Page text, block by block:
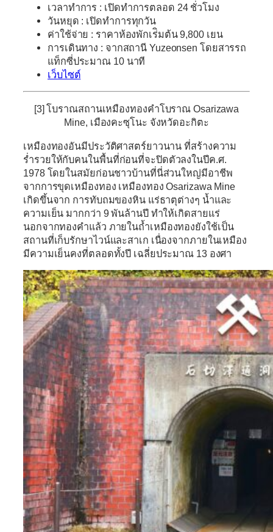
เวลาทำการ : เปิดทำการตลอด 24 ชั่วโมง
วันหยุด : เปิดทำการทุกวัน
ค่าใช้จ่าย : ราคาห้องพักเร่ิมต้น 9,800 เยน
การเดินทาง : จากสถานี Yuzeonsen โดยสารรถ
แท็กซี่ประมาณ 10 นาที
เว็บไซต์
[3] โบราณสถานเหมืองทองคำโบราณ Osarizawa
Mine, เมืองคะซุโนะ จังหวัดอะกิตะ
เหมืองทองอันมีประวัติศาสตร์ยาวนาน ที่สร้างความ
ร่ำรวยให้กับคนในพื้นที่ก่อนที่จะปิดตัวลงในปีค.ศ.
1978 โดยในสมัยก่อนชาวบ้านที่นี่ส่วนใหญ่มีอาชีพ
จากการขุดเหมืองทอง เหมืองทอง Osarizawa Mine
เกิดขึ้นจาก การทับถมของหิน แร่ธาตุต่างๆ น้ำและ
ความเย็น มากกว่า 9 พันล้านปี ทำให้เกิดสายแร่
นอกจากทองคำแล้ว ภายในถ้ำเหมืองทองยังใช้เป็น
สถานที่เก็บรักษาไวน์และสาเก เนื่องจากภายในเหมือง
มีความเย็นคงที่ตลอดทั้งปี เฉลี่ยประมาณ 13 องศา